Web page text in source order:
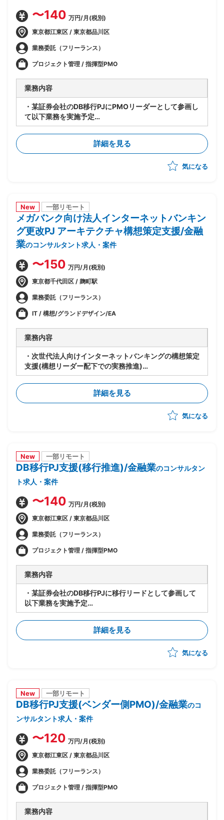
〜140 万円/月(税別)
東京都江東区 / 東京都品川区
業務委託（フリーランス）
プロジェクト管理 / 指揮型PMO
業務内容
・某証券会社のDB移行PJにPMOリーダーとして参画し
て以下業務を実施予定
-SAP ASE→DB2マイグレーションPJ全体の進捗管理/
情報収集
-開発BP社の進捗状況/障害解消状況/移行対応状況の総
合的な管理
-製造/単体/結合/総合テスト(3パラレル進行)の全体ス
詳細を見る
気になる
New 一部リモート
メガバンク向け法人インターネットバンキン
グ更改PJ アーキテクチャ構想策定支援/金融
業のコンサルタント求人・案件
〜150 万円/月(税別)
東京都千代田区 / 麹町駅
業務委託（フリーランス）
IT / 構想/グランドデザイン/EA
業務内容
・次世代法人向けインターネットバンキングの構想策定
支援(構想リーダー配下での実務推進)
・外部環境(全銀仕様/競合他社/AI等技術動向)を踏まえ
たあるべき業務姿の検討
・上記を実現するTo-Beアーキテクチャの立案
・銀行企画部門に入り込み/調査/論点整理/構想書作成
詳細を見る
気になる
New 一部リモート
DB移行PJ支援(移行推進)/金融業のコンサルタン
ト求人・案件
〜140 万円/月(税別)
東京都江東区 / 東京都品川区
業務委託（フリーランス）
プロジェクト管理 / 指揮型PMO
業務内容
・某証券会社のDB移行PJに移行リードとして参画して
以下業務を実施予定
-移行計画の作成
-移行方式検討/本番移行対策の立案
-移行ツール作成に関する計画策定/推進
-移行リハーサル～移行本番～移行後支援までの全体推
詳細を見る
気になる
New 一部リモート
DB移行PJ支援(ベンダー側PMO)/金融業のコ
ンサルタント求人・案件
〜120 万円/月(税別)
東京都江東区 / 東京都品川区
業務委託（フリーランス）
プロジェクト管理 / 指揮型PMO
業務内容